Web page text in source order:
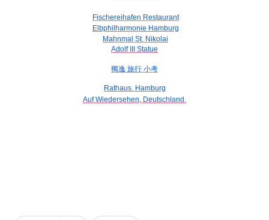
Fischereihafen Restaurant
Elbphilharmonie Hamburg
Mahnmal St. Nikolai
Adolf III Statue
獨逸 旅行 小考
Rathaus. Hamburg
Auf Wiedersehen, Deutschland.